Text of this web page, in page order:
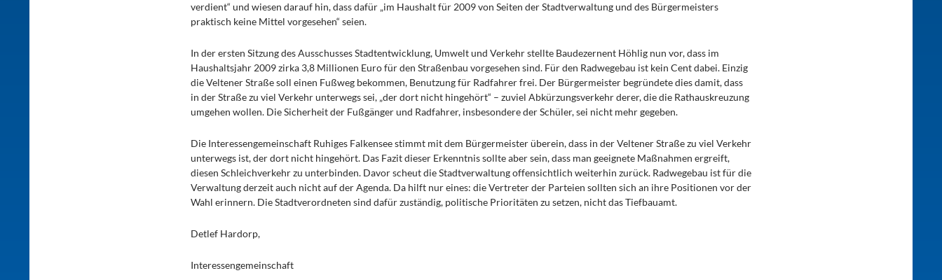
verdient“ und wiesen darauf hin, dass dafür „im Haushalt für 2009 von Seiten der Stadtverwaltung und des Bürgermeisters
praktisch keine Mittel vorgesehen“ seien.
In der ersten Sitzung des Ausschusses Stadtentwicklung, Umwelt und Verkehr stellte Baudezernent Höhlig nun vor, dass im
Haushaltsjahr 2009 zirka 3,8 Millionen Euro für den Straßenbau vorgesehen sind. Für den Radwegebau ist kein Cent dabei. Einzig
die Veltener Straße soll einen Fußweg bekommen, Benutzung für Radfahrer frei. Der Bürgermeister begründete dies damit, dass
in der Straße zu viel Verkehr unterwegs sei, „der dort nicht hingehört“ – zuviel Abkürzungsverkehr derer, die die Rathauskreuzung
umgehen wollen. Die Sicherheit der Fußgänger und Radfahrer, insbesondere der Schüler, sei nicht mehr gegeben.
Die Interessengemeinschaft Ruhiges Falkensee stimmt mit dem Bürgermeister überein, dass in der Veltener Straße zu viel Verkehr
unterwegs ist, der dort nicht hingehört. Das Fazit dieser Erkenntnis sollte aber sein, dass man geeignete Maßnahmen ergreift,
diesen Schleichverkehr zu unterbinden. Davor scheut die Stadtverwaltung offensichtlich weiterhin zurück. Radwegebau ist für die
Verwaltung derzeit auch nicht auf der Agenda. Da hilft nur eines: die Vertreter der Parteien sollten sich an ihre Positionen vor der
Wahl erinnern. Die Stadtverordneten sind dafür zuständig, politische Prioritäten zu setzen, nicht das Tiefbauamt.
Detlef Hardorp,
Interessengemeinschaft